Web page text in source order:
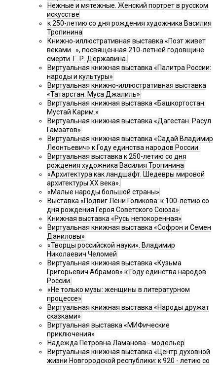
Нежные и мятежные. Женский портрет в русском
искусстве
к 250-летию со дня рождения художника Василия
Тропинина
Книжно-иллюстративная выставка «Поэт живет
веками…», посвященная 210-летней годовщине
смерти Г. Р. Державина.
Виртуальная книжная выставка «Палитра России:
народы и культуры»
Виртуальная книжно-иллюстративная выставка
«Татарстан. Муса Джалиль»
Виртуальная книжная выставка «Башкортостан.
Мустай Карим.»
Виртуальная книжная выставка «Дагестан. Расул
Гамзатов»
Виртуальная книжная выставка «Садай Владимир
Леонтьевич» к Году единства народов России.
Виртуальная выставка к 250-летию со дня
рождения художника Василия Тропинина
«Архитектура как ландшафт. Шедевры мировой
архитектуры XX века».
«Малые народы большой страны»
Выставка «Подвиг Лёни Голикова: к 100-летию со
дня рождения Героя Советского Союза»
Книжная выставка «Русь непокоренная»
Виртуальная книжная выставка «Софрон и Семен
Даниловы»
«Творцы российской науки». Владимир
Николаевич Челомей
Виртуальная книжная выставка «Кузьма
Григорьевич Абрамов» к Году единства народов
России.
«Не только музы: женщины в литературном
процессе»
Виртуальная книжная выставка «Народы дружат
сказками»
Виртуальная выставка «МИФические
приключения»
Надежда Петровна Ламанова - модельер
Виртуальная книжная выставка «Центр духовной
жизни Новгородской республики: к 920 - летию со